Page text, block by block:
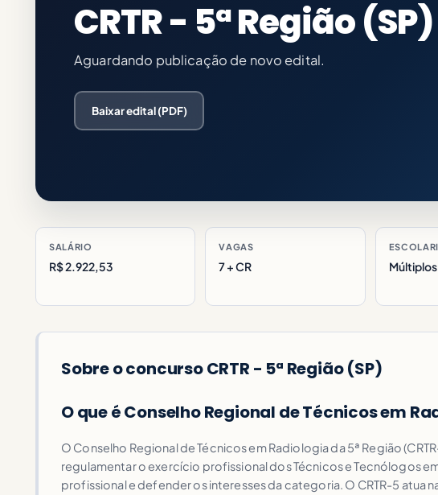
CRTR - 5ª Região (SP)
Aguardando publicação de novo edital.
Baixar edital (PDF)
SALÁRIO
R$ 2.922,53
VAGAS
7 + CR Múltiplos
Sobre o concurso CRTR - 5ª Região (SP)
O que é Conselho Regional de Técnicos em
O Conselho Regional de Técnicos em Radiologia da 5ª Região
regulamentar o exercício profissional dos Técnicos e Tecnólogos
profissional e defender os interesses da categoria. O CRTR-5